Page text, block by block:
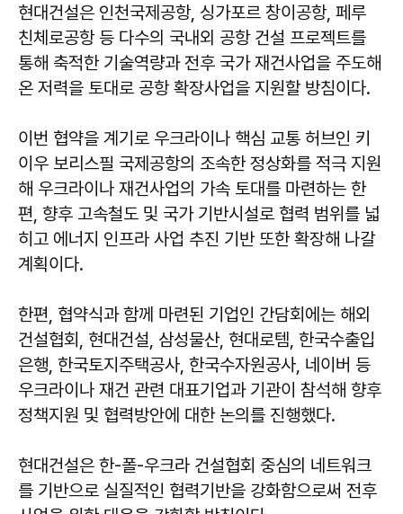
현대건설은 인천국제공항, 싱가포르 창이공항, 페루
친체로공항 등 다수의 국내외 공항 건설 프로젝트를
통해 축적한 기술역량과 전후 국가 재건사업을 주도해
온 저력을 토대로 공항 확장사업을 지원할 방침이다.
이번 협약을 계기로 우크라이나 핵심 교통 허브인 키
이우 보리스필 국제공항의 조속한 정상화를 적극 지원
해 우크라이나 재건사업의 가속 토대를 마련하는 한
편, 향후 고속철도 및 국가 기반시설로 협력 범위를 넓
히고 에너지 인프라 사업 추진 기반 또한 확장해 나갈
계획이다.
한편, 협약식과 함께 마련된 기업인 간담회에는 해외
건설협회, 현대건설, 삼성물산, 현대로템, 한국수출입
은행, 한국토지주택공사, 한국수자원공사, 네이버 등
우크라이나 재건 관련 대표기업과 기관이 참석해 향후
정책지원 및 협력방안에 대한 논의를 진행했다.
현대건설은 한-폴-우크라 건설협회 중심의 네트워크
를 기반으로 실질적인 협력기반을 강화함으로써 전후